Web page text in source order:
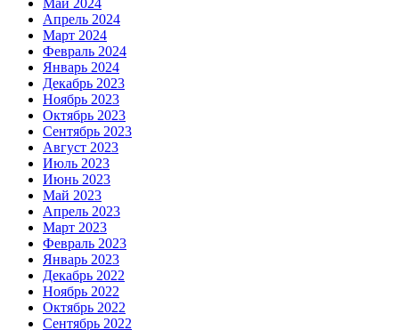
Апрель 2024
Март 2024
Февраль 2024
Январь 2024
Декабрь 2023
Ноябрь 2023
Октябрь 2023
Сентябрь 2023
Август 2023
Июль 2023
Июнь 2023
Май 2023
Апрель 2023
Март 2023
Февраль 2023
Январь 2023
Декабрь 2022
Ноябрь 2022
Октябрь 2022
Сентябрь 2022